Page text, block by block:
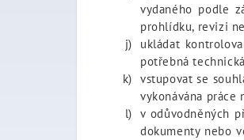
vydaného podle
prohlídku, revizi
ukládat
potřebná
vstupovat se
vykonávána práce
v odůvodněných
dokumenty nebo